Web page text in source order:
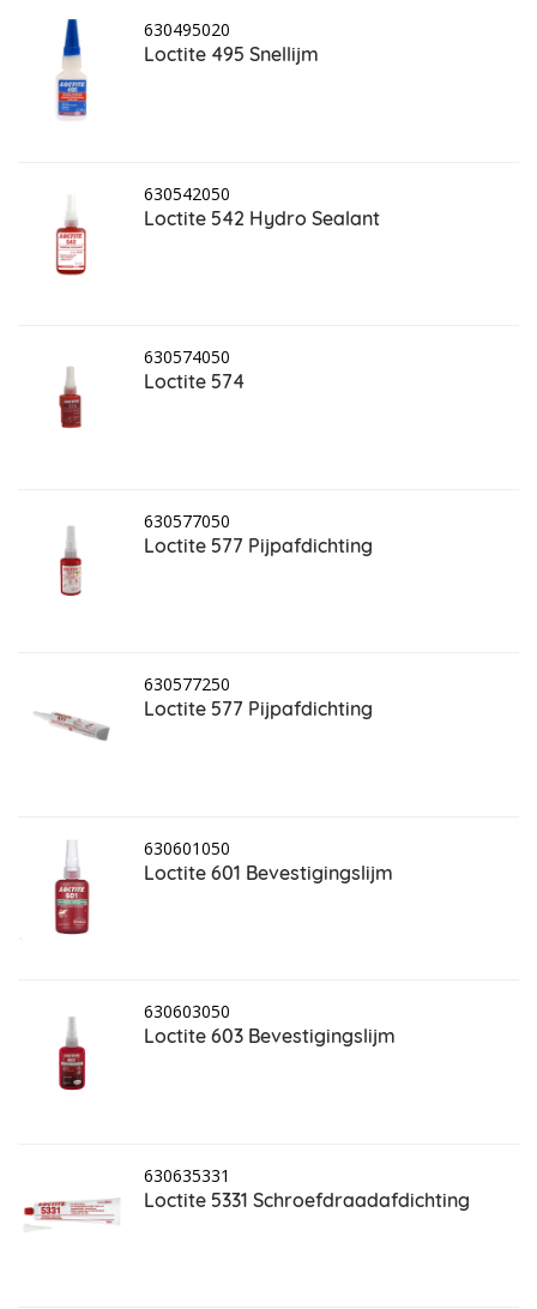
630495020
Loctite 495 Snellijm
630542050
Loctite 542 Hydro Sealant
630574050
Loctite 574
630577050
Loctite 577 Pijpafdichting
630577250
Loctite 577 Pijpafdichting
630601050
Loctite 601 Bevestigingslijm
630603050
Loctite 603 Bevestigingslijm
630635331
Loctite 5331 Schroefdraadafdichting